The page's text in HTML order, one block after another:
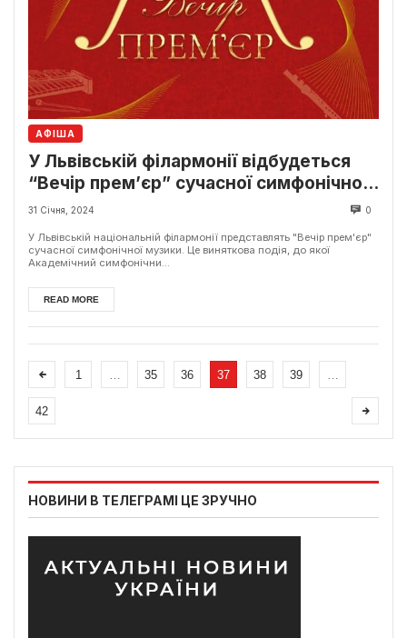
АФІША
У Львівській філармонії відбудеться
“Вечір прем’єр” сучасної симфонічної
музики
31 Січня, 2024 0
У Львівській національній філармонії представлять "Вечір прем'єр"
сучасної симфонічної музики. Це виняткова подія, до якої
Академічний симфонічни...
READ MORE
1 35 36 37 38 39
42
НОВИНИ В ТЕЛЕГРАМІ ЦЕ ЗРУЧНО